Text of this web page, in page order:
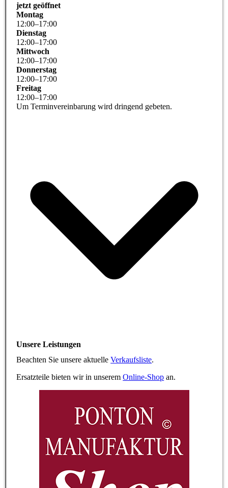
jetzt geöffnet
Montag
12:00–17:00
Dienstag
12:00–17:00
Mittwoch
12:00–17:00
Donnerstag
12:00–17:00
Freitag
12:00–17:00
Um Terminvereinbarung wird dringend gebeten.
Unsere Leistungen
Beachten Sie unsere aktuelleVerkaufsliste.
Ersatzteile bieten wir in unseremOnline-Shop an.